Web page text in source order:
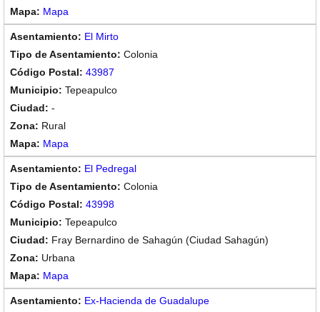
Mapa
El Mirto
Colonia
43987
Tepeapulco
-
Rural
Mapa
El Pedregal
Colonia
43998
Tepeapulco
Fray Bernardino de Sahagún (Ciudad Sahagún)
Urbana
Mapa
Ex-Hacienda de Guadalupe